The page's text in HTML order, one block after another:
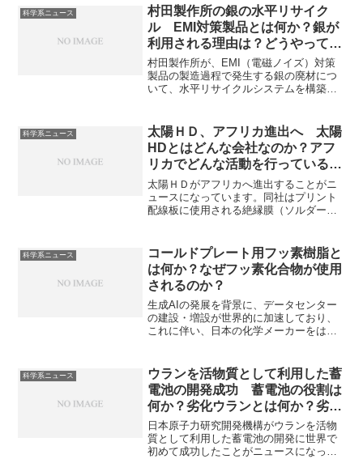
科学系ニュース
村田製作所の銀の水平リサイク
ル EMI対策製品とは何か？銀が
利用される理由は？どうやってリ
サイクルを実現したのか？
村田製作所が、EMI（電磁ノイズ）対策
製品の製造過程で発生する銀の廃材につ
いて、水平リサイクルシステムを構築し
利用されていますが、使用済みの材料
を、品質を劣化させることなく同じ用途
の材料として再利用する水平リサイクル
は困難とされてきました。銀の特性や水
平リサイクルを可能にした理由を知るこ
とができます。
科学系ニュース
太陽ＨＤ、アフリカ進出へ 太陽
HDとはどんな会社なのか？アフ
リカでどんな活動を行っているの
か？
太陽ＨＤがアフリカへ進出することがニ
ュースになっています。同社はプリント
配線板に使用される絶縁膜（ソルダーレ
おり、その一環でアフリカ・ヘルスケ
ア・ファンドに投資を行っています。太
陽HDとはどんな企業かアフリカ・ヘルス
ケア・ファンドとは何かを知ることがで
きる記事になっています。
科学系ニュース
コールドプレート用フッ素樹脂と
は何か？なぜフッ素化合物が使用
されるのか？
生成AIの発展を背景に、データセンター
の建設・増設が世界的に加速しており、
これに伴い、日本の化学メーカーをはじ
はデータセンターの大きな問題となって
います。 フッ素を主成分とする高性能
なプラスチック材料はコールドプレート
に組み込まれ冷却剤として使用されてい
ます。その特性や特性を持つ理由を知る
ことができます。
科学系ニュース
ウランを活物質として利用した蓄
電池の開発成功 蓄電池の役割は
何か？劣化ウランとは何か？劣化
ウランの使用はどんな意味がある
のか？
日本原子力研究開発機構がウランを活物
質として利用した蓄電池の開発に世界で
初めて成功したことがニュースになって